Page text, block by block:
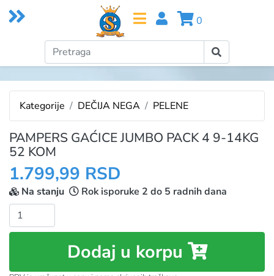
0
Kategorije DEČIJA NEGA PELENE
PAMPERS GAĆICE JUMBO PACK 4 9-14KG
52 KOM
1.799,99 RSD
Na stanju
Rok isporuke 2 do 5 radnih dana
Dodaj u korpu